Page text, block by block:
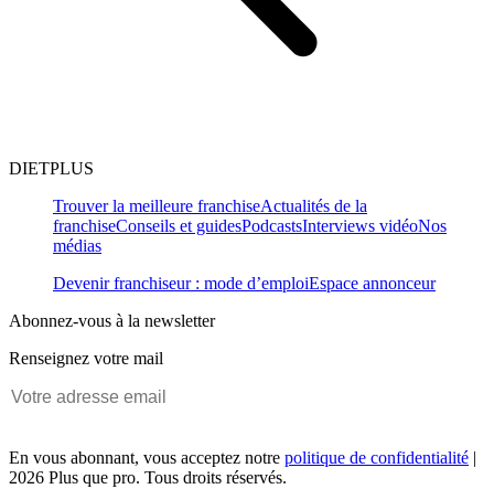
DIETPLUS
Trouver la meilleure franchiseActualités de la
franchiseConseils et guidesPodcastsInterviews vidéoNos
médias
Devenir franchiseur : mode d’emploiEspace annonceur
Abonnez-vous à la newsletter
Renseignez votre mail
En vous abonnant, vous acceptez notre politique de confidentialité |
2026 Plus que pro. Tous droits réservés.